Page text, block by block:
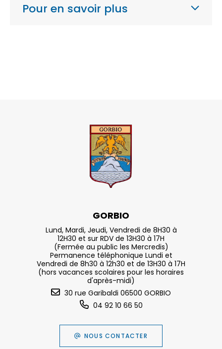
Pour en savoir plus
GORBIO
Lund, Mardi, Jeudi, Vendredi de 8H30 à
12H30 et sur RDV de 13H30 à 17H
(Fermée au public les Mercredis)
Permanence téléphonique Lundi et
Vendredi de 8h30 à 12h30 et de 13H30 à 17H
(hors vacances scolaires pour les horaires
d'après-midi)
30 rue Garibaldi 06500 GORBIO
04 92 10 66 50
NOUS CONTACTER